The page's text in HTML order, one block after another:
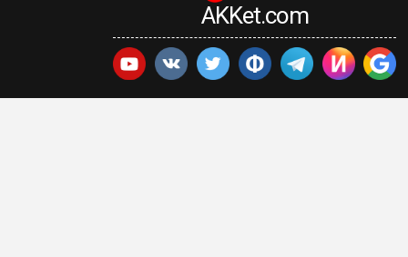
AKKet.com